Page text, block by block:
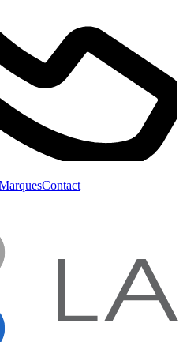
Contact